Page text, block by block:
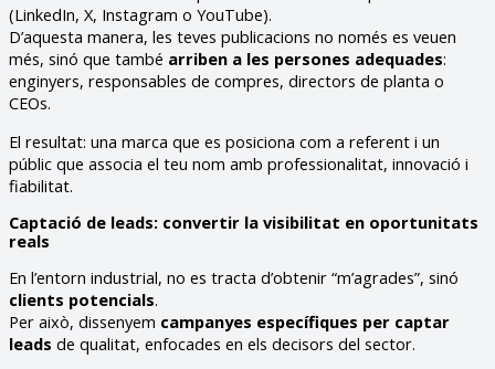
(LinkedIn, X, Instagram o YouTube).
D’aquesta manera, les teves publicacions no només es veuen
més, sinó que també arriben a les persones adequades:
enginyers, responsables de compres, directors de planta o
CEOs.
El resultat: una marca que es posiciona com a referent i un
públic que associa el teu nom amb professionalitat, innovació i
fiabilitat.
Captació de leads: convertir la visibilitat en oportunitats
reals
En l’entorn industrial, no es tracta d’obtenir “m’agrades”, sinó
clients potencials.
Per això, dissenyem campanyes específiques per captar
leads de qualitat, enfocades en els decisors del sector.